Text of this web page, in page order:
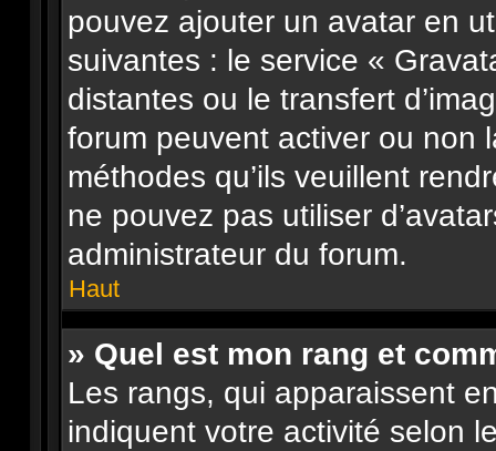
pouvez ajouter un avatar en
suivantes : le service «
distantes ou le transfert
forum peuvent activer ou non
méthodes qu’ils veuillent
ne pouvez pas utiliser
administrateur du forum.
Haut
» Quel est mon rang et
Les rangs, qui apparaissent
indiquent votre activité selon